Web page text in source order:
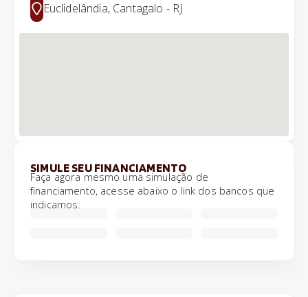
Euclidelândia, Cantagalo - RJ
SIMULE SEU FINANCIAMENTO
Faça agora mesmo uma simulação de
financiamento, acesse abaixo o link dos bancos que
indicamos: